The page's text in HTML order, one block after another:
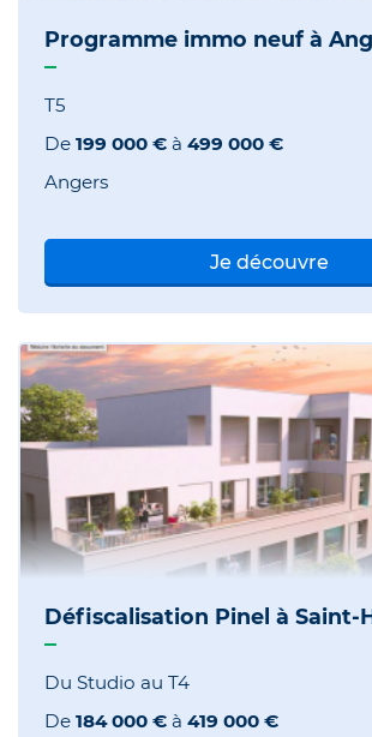
Programme immo neuf à
T5
De 199 000 € à 499 000 €
Angers
Je découvre
Défiscalisation Pinel à Saint-
Du Studio au T4
De 184 000 € à 419 000 €